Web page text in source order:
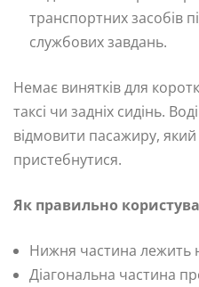
транспортних засобів
службових завдань.
Немає винятків для
таксі чи задніх сидінь.
відмовити пасажиру, який
пристебнутися.
Як правильно
Нижня частина лежить
Діагональна частина